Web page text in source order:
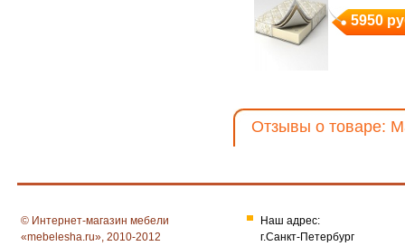
5950
Отзывы о товаре:
© Интернет-магазин мебели
«mebelesha.ru», 2010-2012
Наш адрес:
г.Санкт-Петербург